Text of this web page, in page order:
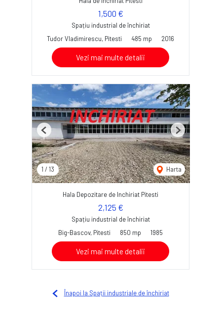
1,500 €
Spațiu industrial de închiriat
Tudor Vladimirescu, Pitesti
485 mp 2016
Vezi mai multe detalii
1 / 13 Harta
Previous Next
Hala Depozitare de Inchiriat Pitesti
2,125 €
Spațiu industrial de închiriat
Big-Bascov, Pitesti
850 mp 1985
Vezi mai multe detalii
Înapoi la Spații industriale de închiriat